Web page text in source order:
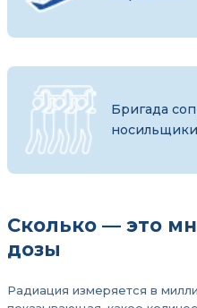
Бригада
Сколько — это
дозы
Радиация измеряется в